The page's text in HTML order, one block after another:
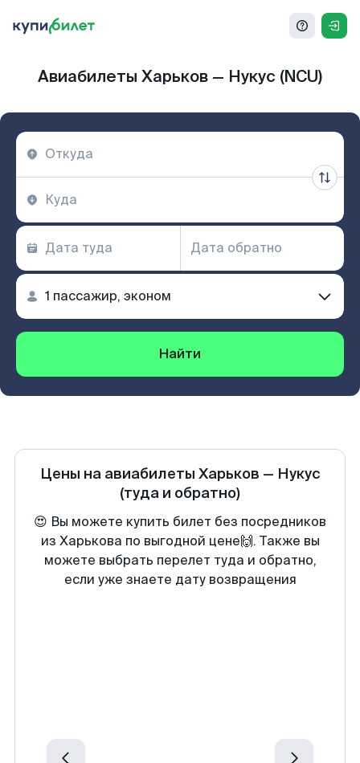
Авиабилеты Харьков — Нукус (NCU)
Найти
Цены на авиабилеты Харьков — Нукус
(туда и обратно)
😍 Вы можете купить билет без посредников
из Харькова по выгодной цене🙌. Также вы
можете выбрать перелет туда и обратно,
если уже знаете дату возвращения